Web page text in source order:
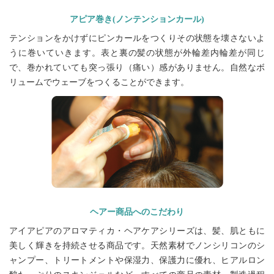
アピア巻き(ノンテンションカール)
テンションをかけずにピンカールをつくりその状態を壊さないよ
うに巻いていきます。表と裏の髪の状態が外輪差内輪差が同じ
で、巻かれていても突っ張り（痛い）感がありません。自然なボ
リュームでウェーブをつくることができます。
ヘアー商品へのこだわり
アイアピアのアロマティカ・ヘアケアシリーズは、髪、肌ともに
美しく輝きを持続させる商品です。天然素材でノンシリコンのシ
ャンプー、トリートメントや保湿力、保護力に優れ、ヒアルロン